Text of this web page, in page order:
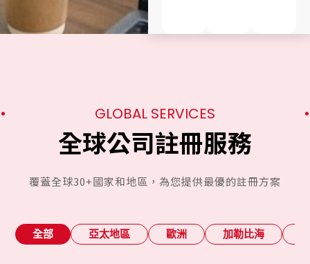
GLOBAL SERVICES
全球公司註冊服務
覆蓋全球30+國家和地區，為您提供最優的註冊方案
全部 亞太地區 歐洲 加勒比海